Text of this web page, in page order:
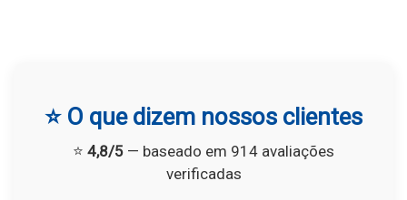
⭐ O que dizem nossos clientes
⭐ 4,8/5 — baseado em 914 avaliações
verificadas